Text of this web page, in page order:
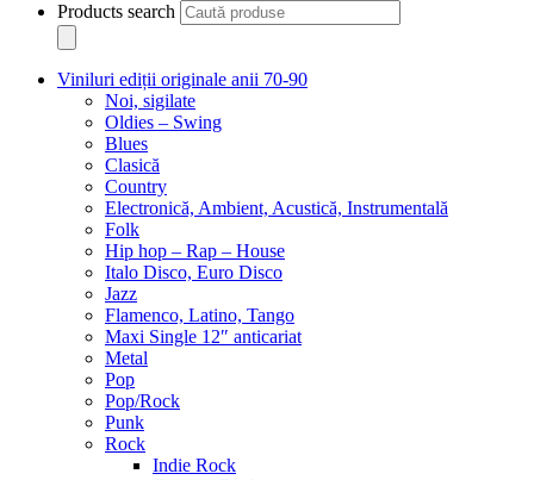
Products search
Viniluri ediții originale anii 70-90
Noi, sigilate
Oldies – Swing
Blues
Clasică
Country
Electronică, Ambient, Acustică, Instrumentală
Folk
Hip hop – Rap – House
Italo Disco, Euro Disco
Jazz
Flamenco, Latino, Tango
Maxi Single 12″ anticariat
Metal
Pop
Pop/Rock
Punk
Rock
Indie Rock